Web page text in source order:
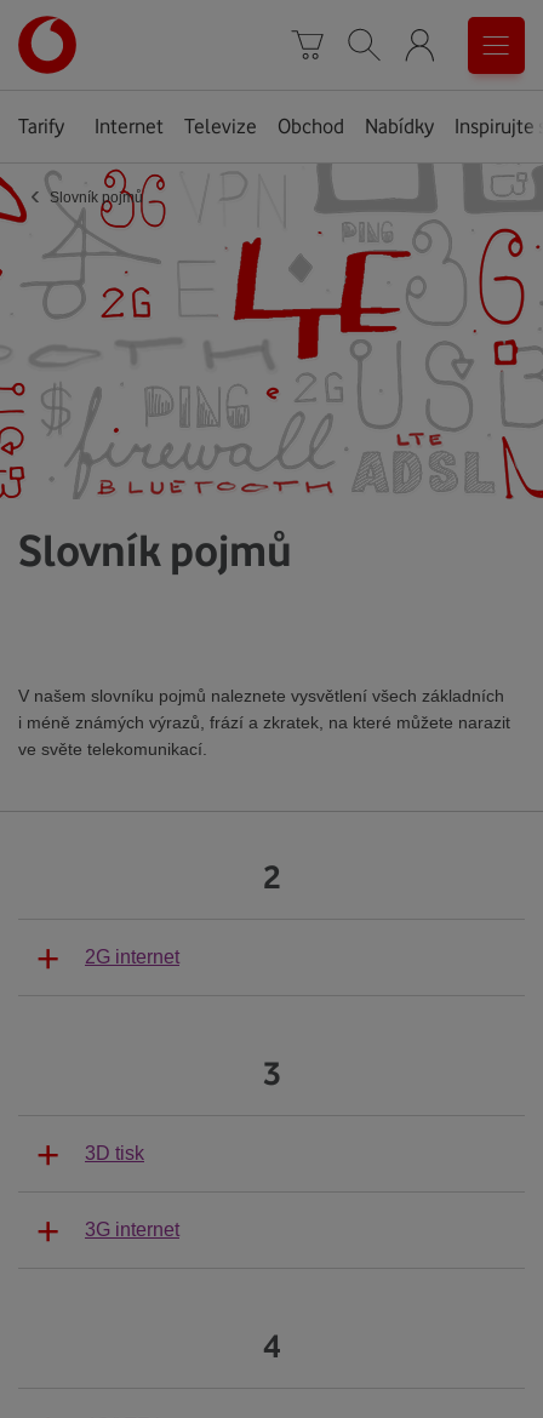
stránka
Košík
Vyhledávání
Menu
Tarify Internet Televize Obchod Nabídky Inspirujte
‹ Slovník pojmů
Slovník pojmů
V našem slovníku pojmů naleznete vysvětlení všech základních
i méně známých výrazů, frází a zkratek, na které můžete narazit
ve světe telekomunikací.
2
2G internet
3
3D tisk
3G internet
4